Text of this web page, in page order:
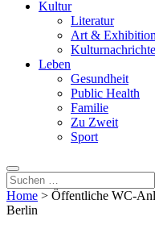
Kultur
Literatur
Art &
Leben
Gesundheit
Public Health
Familie
Zu Zweit
Sport
Suche
nach:
Home > Öffentliche WC-
Berlin